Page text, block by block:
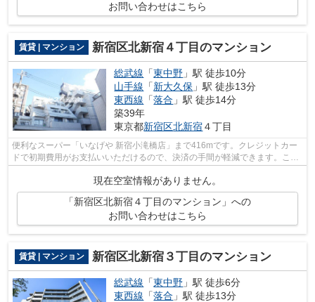
お問い合わせはこちら
賃貸 | マンション 新宿区北新宿４丁目のマンション
総武線 「東中野 」駅 徒歩10分
山手線 「新大久保 」駅 徒歩13分
東西線 「落合 」駅 徒歩14分
築39年
東京都新宿区北新宿４丁目
便利なスーパー「いなげや 新宿小滝橋店」まで416mです。クレジットカー
ドで初期費用がお支払いいただけるので、決済の手間が軽減できます。こち
現在空室情報がありません。
「新宿区北新宿４丁目のマンション」への
お問い合わせはこちら
賃貸 | マンション 新宿区北新宿３丁目のマンション
総武線 「東中野 」駅 徒歩6分
東西線 「落合 」駅 徒歩13分